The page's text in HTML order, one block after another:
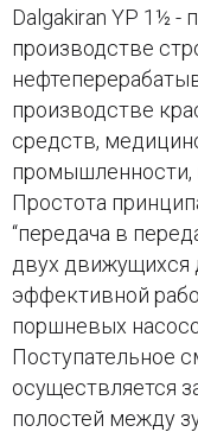
Dalgakiran YP 1½ -
производстве
производстве
средств,
промышленности,
Простота
“передача в
двух движущихся
эффективной
поршневых
Поступательное
осуществляется
полостей между